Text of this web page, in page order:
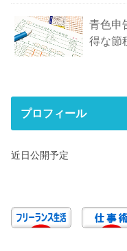
青色申
得な節
プロフィール
近日公開予定